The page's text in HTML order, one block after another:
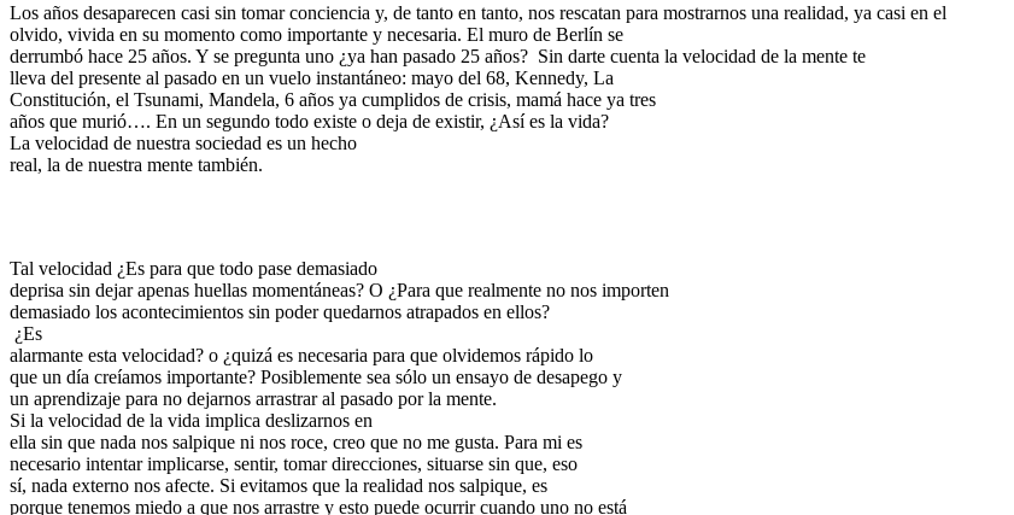
Los años desaparecen casi sin tomar conciencia y, de tanto en tanto, nos rescatan para mostrarnos una realidad, ya casi en el
olvido, vivida en su momento como importante y necesaria. El muro de Berlín se
derrumbó hace 25 años. Y se pregunta uno ¿ya han pasado 25 años? Sin darte cuenta la velocidad de la mente te
lleva del presente al pasado en un vuelo instantáneo: mayo del 68, Kennedy, La
Constitución, el Tsunami, Mandela, 6 años ya cumplidos de crisis, mamá hace ya tres
años que murió…. En un segundo todo existe o deja de existir, ¿Así es la vida?
La velocidad de nuestra sociedad es un hecho
real, la de nuestra mente también.
Tal velocidad ¿Es para que todo pase demasiado
deprisa sin dejar apenas huellas momentáneas? O ¿Para que realmente no nos importen
demasiado los acontecimientos sin poder quedarnos atrapados en ellos?
¿Es
alarmante esta velocidad? o ¿quizá es necesaria para que olvidemos rápido lo
que un día creíamos importante? Posiblemente sea sólo un ensayo de desapego y
un aprendizaje para no dejarnos arrastrar al pasado por la mente.
Si la velocidad de la vida implica deslizarnos en
ella sin que nada nos salpique ni nos roce, creo que no me gusta. Para mi es
necesario intentar implicarse, sentir, tomar direcciones, situarse sin que, eso
sí, nada externo nos afecte. Si evitamos que la realidad nos salpique, es
porque tenemos miedo a que nos arrastre y esto puede ocurrir cuando uno no está